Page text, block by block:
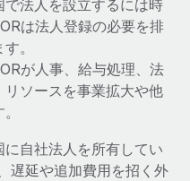
で法人を設立するには時
は法人登録の必要を排
。
が人事、給与処理、法
ソースを事業拡大や他
自社法人を所有してい
遅延や追加費用を招く外